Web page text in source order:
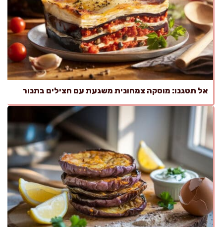
אל תטגנו: מוסקה צמחונית משגעת עם חצילים בתנור